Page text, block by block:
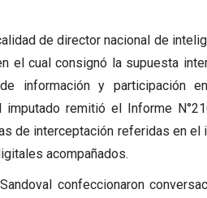
de director nacional de
el cual consignó la supuesta
información y participación
remitió el Informe
de interceptación referidas en el
acompañados.
confeccionaron